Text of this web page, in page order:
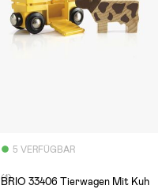
5 VERFÜGBAR
(1)
BRIO 33406 Tierwagen Mit Kuh